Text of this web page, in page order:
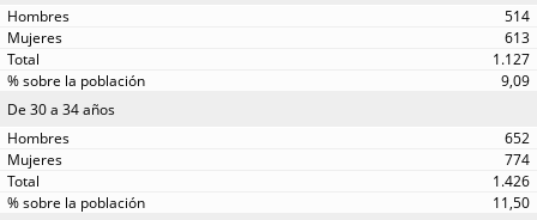
514
613
1.127
9,09
De 30 a 34 años
652
774
1.426
11,50